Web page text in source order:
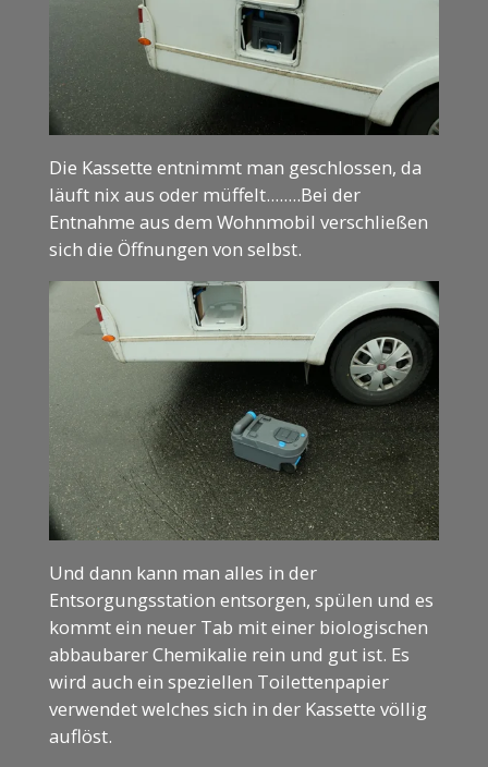
Die Kassette entnimmt man geschlossen, da
läuft nix aus oder müffelt........Bei der
Entnahme aus dem Wohnmobil verschließen
sich die Öffnungen von selbst.
Und dann kann man alles in der
Entsorgungsstation entsorgen, spülen und es
kommt ein neuer Tab mit einer biologischen
abbaubarer Chemikalie rein und gut ist. Es
wird auch ein speziellen Toilettenpapier
verwendet welches sich in der Kassette völlig
auflöst.